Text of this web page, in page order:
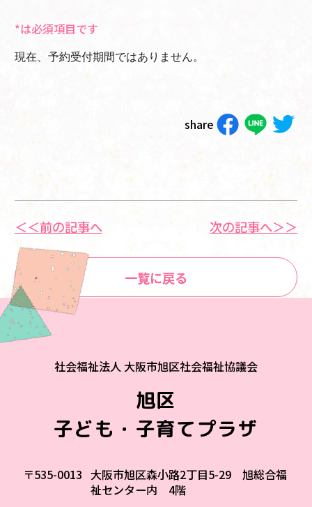
*は必須項目です
現在、予約受付期間ではありません。
share
＜＜前の記事へ
一覧に戻る
次の記事へ＞＞
社会福祉法人 大阪市旭区社会福祉協議会
旭区
子ども・子育てプラザ
〒535-0013 大阪市旭区森小路2丁目5-29 旭総合福
祉センター内 4階